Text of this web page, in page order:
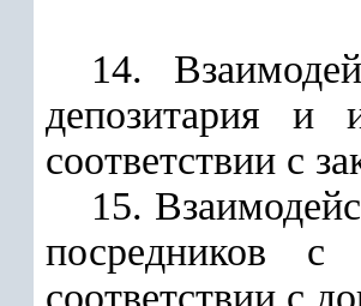
14.
депозитария и
соответствии с
15.
посредников с
соответствии с